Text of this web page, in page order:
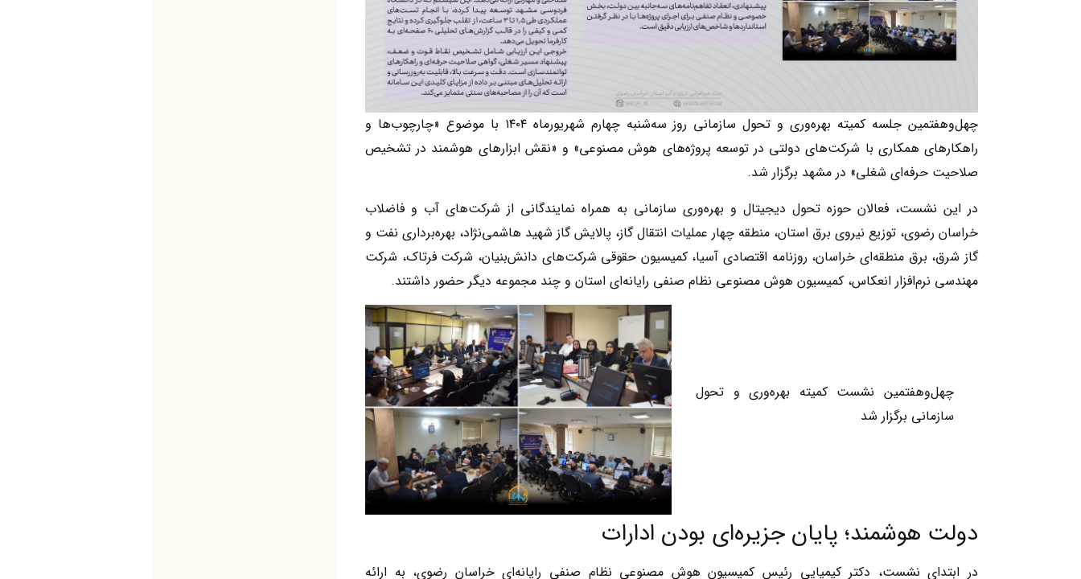
چهل‌وهفتمین جلسه کمیته بهره‌وری و تحول سازمانی روز سه‌شنبه چهارم شهریورماه ۱۴۰۴ با موضوع «چارچوب‌ها و
راهکارهای همکاری با شرکت‌های دولتی در توسعه پروژه‌های هوش مصنوعی» و «نقش ابزارهای هوشمند در تشخیص
صلاحیت حرفه‌ای شغلی» در مشهد برگزار شد.
در این نشست، فعالان حوزه تحول دیجیتال و بهره‌وری سازمانی به همراه نمایندگانی از شرکت‌های آب و فاضلاب
خراسان رضوی، توزیع نیروی برق استان، منطقه چهار عملیات انتقال گاز، پالایش گاز شهید هاشمی‌نژاد، بهره‌برداری نفت و
گاز شرق، برق منطقه‌ای خراسان، روزنامه اقتصادی آسیا، کمیسیون حقوقی شرکت‌های دانش‌بنیان، شرکت فرتاک، شرکت
مهندسی نرم‌افزار انعکاس، کمیسیون هوش مصنوعی نظام صنفی رایانه‌ای استان و چند مجموعه دیگر حضور داشتند.
چهل‌وهفتمین نشست کمیته بهره‌وری و تحول
سازمانی برگزار شد
دولت هوشمند؛ پایان جزیره‌ای بودن ادارات
در ابتدای نشست، دکتر کیمیایی رئیس کمیسیون هوش مصنوعی نظام صنفی رایانه‌ای خراسان رضوی، به ارائه